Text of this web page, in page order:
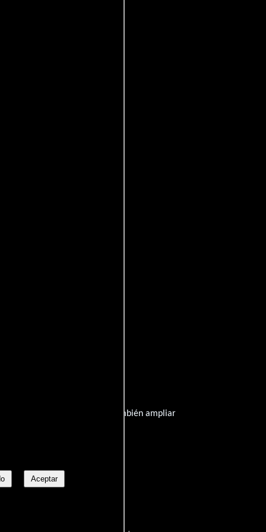
Aceptar
que publicamos y también ampliar